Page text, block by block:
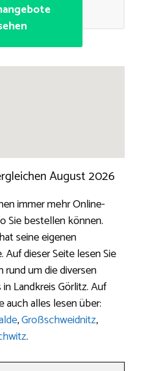
August 2026
immer mehr Online-
Sie bestellen können.
seine eigenen
dieser Seite lesen Sie
rund um die diversen
Landkreis Görlitz. Auf
auch alles lesen über:
,Großschweidnitz,
.